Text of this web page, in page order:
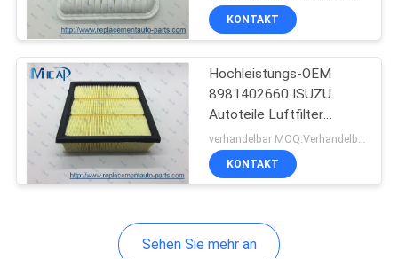
Auto Ölfilter
Standardgröße
KONTAKT
Hochleistungs-OEM
8981402660 ISUZU
Autoteile Luftfilter
Element Assy
verhandelbar MOQ:Verhandelbar
KONTAKT
Sehen Sie mehr an